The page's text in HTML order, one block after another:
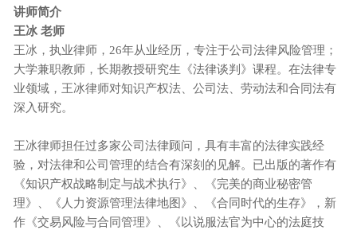
讲师简介
王冰 老师
王冰，执业律师，26年从业经历，专注于公司法律风险管理；
大学兼职教师，长期教授研究生《法律谈判》课程。在法律专
业领域，王冰律师对知识产权法、公司法、劳动法和合同法有
深入研究。
王冰律师担任过多家公司法律顾问，具有丰富的法律实践经
验，对法律和公司管理的结合有深刻的见解。已出版的著作有
《知识产权战略制定与战术执行》、《完美的商业秘密管
理》、《人力资源管理法律地图》、《合同时代的生存》，新
作《交易风险与合同管理》、《以说服法官为中心的法庭技